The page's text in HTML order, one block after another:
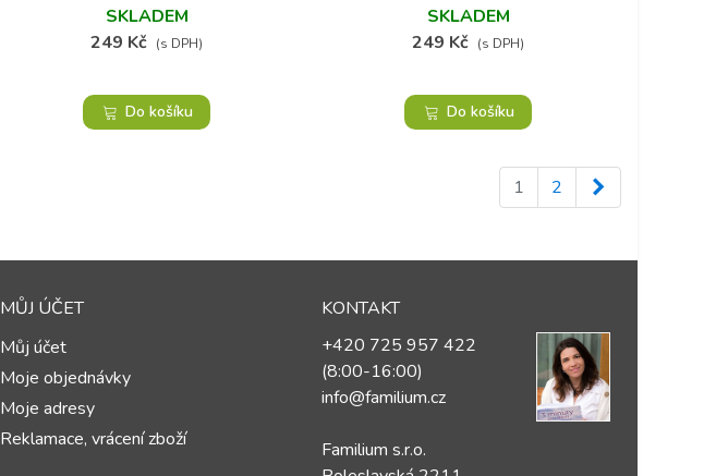
SKLADEM
249 Kč (s DPH)
Do košíku
SKLADEM
249 Kč (s DPH)
Do košíku
1 2
MŮJ ÚČET
Můj účet
Moje objednávky
Moje adresy
Reklamace, vrácení zboží
KONTAKT
+420 725 957 422
(8:00-16:00)
info@familium.cz
Familium s.r.o.